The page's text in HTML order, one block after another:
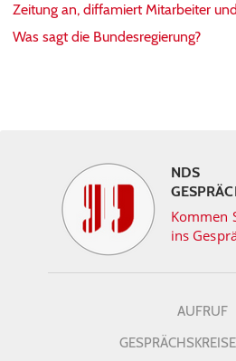
Zeitung an, diffamiert Mitarbeiter
Was sagt die Bundesregierung?
NDS
Kommen
ins
AUFRUF